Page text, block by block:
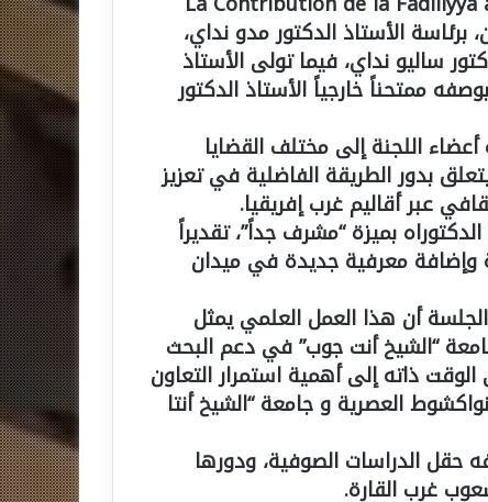
برئاسة الأستاذ الدكتور مدو نداي،
ساليو نداي، فيما تولى الأستاذ
ممتحناً خارجياً الأستاذ الدكتور
اللجنة إلى مختلف القضايا
بدور الطريقة الفاضلية في تعزيز
عبر أقاليم غرب إفريقيا.
بميزة “مشرف جداً”، تقديراً
وإضافة معرفية جديدة في ميدان
أن هذا العمل العلمي يمثل
“الشيخ أنت جوب” في دعم البحث
ذاته إلى أهمية استمرار التعاون
العصرية و جامعة “الشيخ أنتا
حقل الدراسات الصوفية، ودورها
غرب القارة.